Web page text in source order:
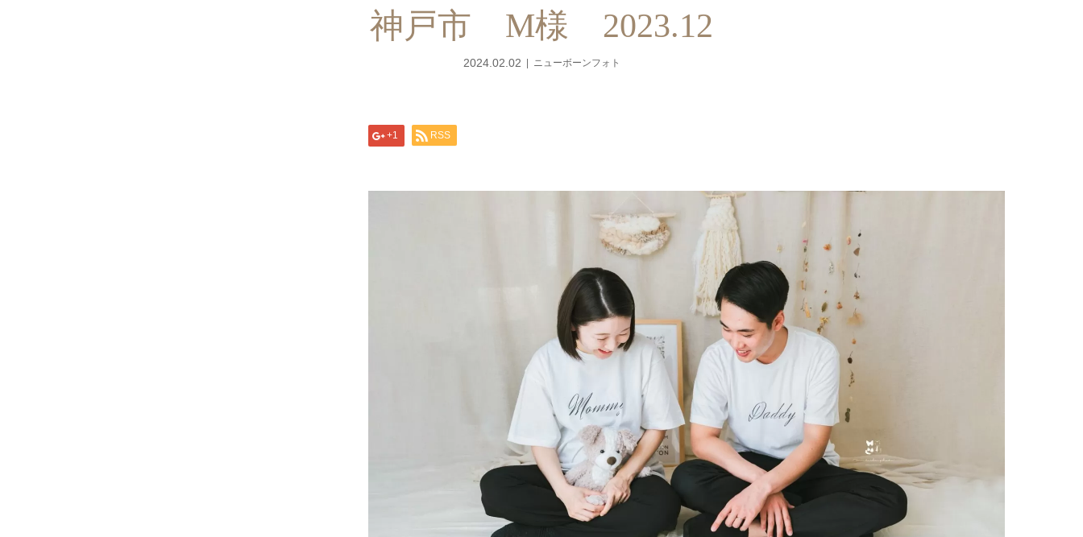
神戸市 M様 2023.12
2024.02.02 ニューボーンフォト
+1 RSS